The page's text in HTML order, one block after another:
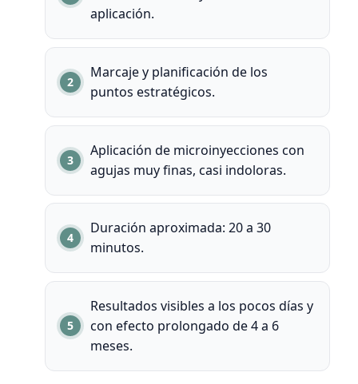
aplicación.
Marcaje y planificación de los
puntos estratégicos.
Aplicación de microinyecciones con
agujas muy finas, casi indoloras.
Duración aproximada: 20 a 30
minutos.
Resultados visibles a los pocos días y
con efecto prolongado de 4 a 6
meses.